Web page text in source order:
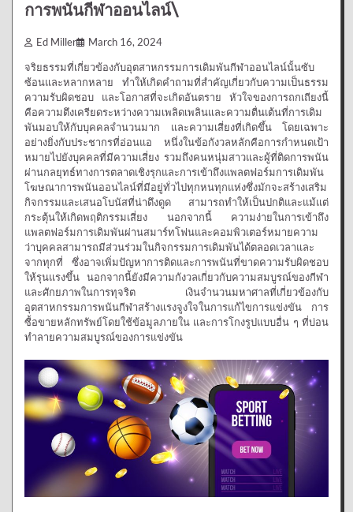
การพนันกีฬาออนไลน์\
Ed Miller March 16, 2024
จริยธรรมที่เกี่ยวข้องกับอุตสาหกรรมการเดิมพันกีฬาออนไลน์นั้นซับ
ซ้อนและหลากหลาย ทำให้เกิดคำถามที่สำคัญเกี่ยวกับความเป็นธรรม
ความรับผิดชอบ และโอกาสที่จะเกิดอันตราย หัวใจของการถกเถียงนี้
คือความตึงเครียดระหว่างความเพลิดเพลินและความตื่นเต้นที่การเดิม
พันมอบให้กับบุคคลจำนวนมาก และความเสี่ยงที่เกิดขึ้น โดยเฉพาะ
อย่างยิ่งกับประชากรที่อ่อนแอ หนึ่งในข้อกังวลหลักคือการกำหนดเป้า
หมายไปยังบุคคลที่มีความเสี่ยง รวมถึงคนหนุ่มสาวและผู้ที่ติดการพนัน
ผ่านกลยุทธ์ทางการตลาดเชิงรุกและการเข้าถึงแพลตฟอร์มการเดิมพัน
โฆษณาการพนันออนไลน์ที่มีอยู่ทั่วไปทุกหนทุกแห่งซึ่งมักจะสร้างเสริม
กิจกรรมและเสนอโบนัสที่น่าดึงดูด สามารถทำให้เป็นปกติและแม้แต่
กระตุ้นให้เกิดพฤติกรรมเสี่ยง นอกจากนี้ ความง่ายในการเข้าถึง
แพลตฟอร์มการเดิมพันผ่านสมาร์ทโฟนและคอมพิวเตอร์หมายความ
ว่าบุคคลสามารถมีส่วนร่วมในกิจกรรมการเดิมพันได้ตลอดเวลาและ
จากทุกที่ ซึ่งอาจเพิ่มปัญหาการติดและการพนันที่ขาดความรับผิดชอบ
ให้รุนแรงขึ้น นอกจากนี้ยังมีความกังวลเกี่ยวกับความสมบูรณ์ของกีฬา
และศักยภาพในการทุจริต เงินจำนวนมหาศาลที่เกี่ยวข้องกับ
อุตสาหกรรมการพนันกีฬาสร้างแรงจูงใจในการแก้ไขการแข่งขัน การ
ซื้อขายหลักทรัพย์โดยใช้ข้อมูลภายใน และการโกงรูปแบบอื่น ๆ ที่บ่อน
ทำลายความสมบูรณ์ของการแข่งขัน